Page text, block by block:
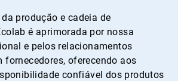
produção e cadeia de
é aprimorada por nossa
e pelos relacionamentos
fornecedores, oferecendo aos
confiável dos produtos